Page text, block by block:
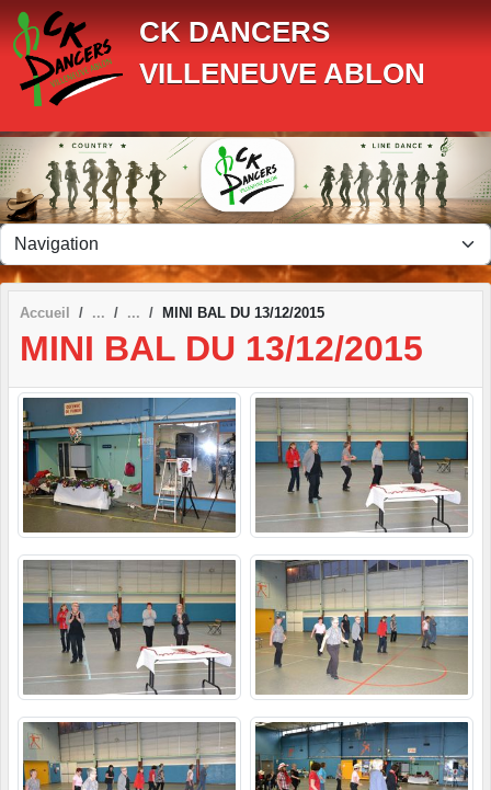
CK DANCERS
VILLENEUVE ABLON
Accueil MINI BAL DU 13/12/2015
MINI BAL DU 13/12/2015
Panneau de gestion des cookies